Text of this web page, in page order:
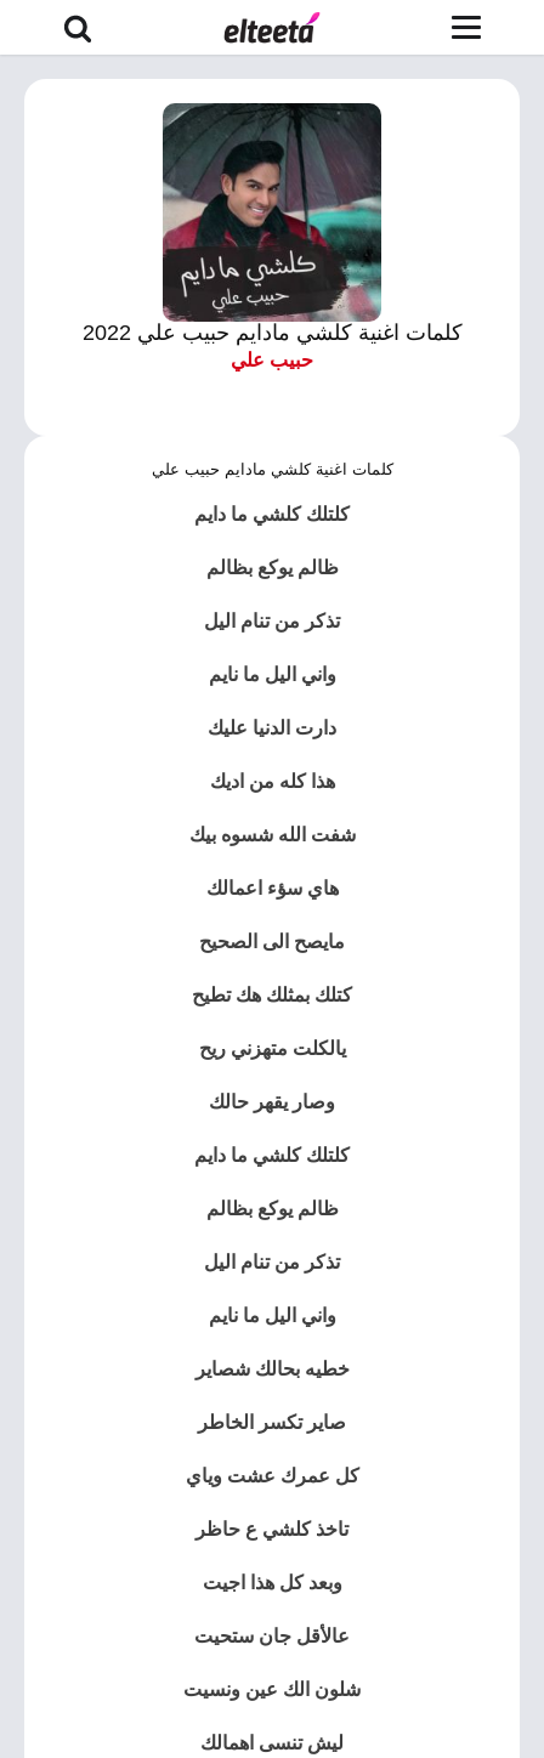
كلمات اغنية كلشي مادايم حبيب علي 2022
حبيب علي
كلمات اغنية كلشي مادايم حبيب علي
كلتلك كلشي ما دايم
ظالم يوكع بظالم
تذكر من تنام اليل
واني اليل ما نايم
دارت الدنيا عليك
هذا كله من اديك
شفت الله شسوه بيك
هاي سؤء اعمالك
مايصح الى الصحيح
كتلك بمثلك هك تطيح
يالكلت متهزني ريح
وصار يقهر حالك
كلتلك كلشي ما دايم
ظالم يوكع بظالم
تذكر من تنام اليل
واني اليل ما نايم
خطيه بحالك شصاير
صاير تكسر الخاطر
كل عمرك عشت وياي
تاخذ كلشي ع حاظر
وبعد كل هذا اجيت
عالأقل جان ستحيت
شلون الك عين ونسيت
ليش تنسى اهمالك